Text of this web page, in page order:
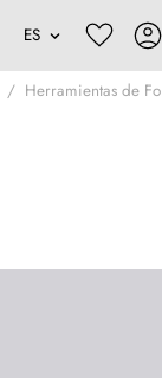
Herramientas de